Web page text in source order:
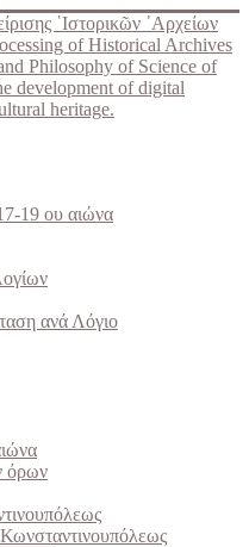
of Historical Archives
Philosophy of Science of
development of digital
heritage.
19 ου αιώνα
ανά Λόγιο
όρων